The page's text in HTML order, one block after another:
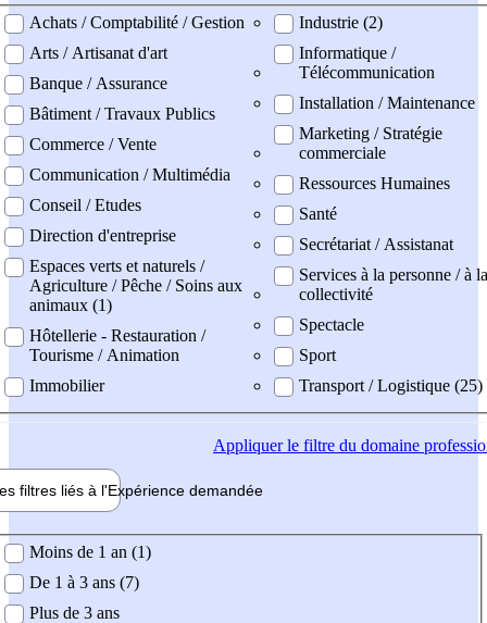
professionel
Achats / Comptabilité / Gestion
Arts / Artisanat d'art
Banque / Assurance
Bâtiment / Travaux Publics
Commerce / Vente
Communication / Multimédia
Conseil / Etudes
Direction d'entreprise
Espaces verts et naturels /
Agriculture / Pêche / Soins aux
animaux (1)
Hôtellerie - Restauration /
Tourisme / Animation
Immobilier
Industrie (2)
Informatique /
Télécommunication
Installation / Maintenance
Marketing / Stratégie
commerciale
Ressources Humaines
Santé
Secrétariat / Assistanat
Services à la personne / à la
collectivité
Spectacle
Sport
Transport / Logistique (25)
Appliquerle filtre du domaine
filtres liés à l'Expérience demandée
demandée
Moins de 1 an (1)
De 1 à 3 ans (7)
Plus de 3 ans